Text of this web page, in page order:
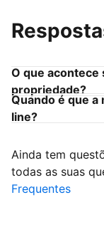
O que acontece
propriedade?
Quando é que
line?
Ainda tem
todas as suas
Frequentes